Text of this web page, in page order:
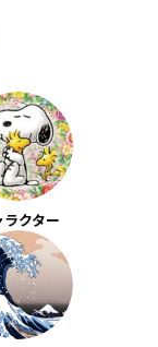
ラクター